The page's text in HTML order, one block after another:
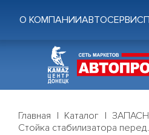
О КОМПАНИИАВТОСЕРВИС
Главная Каталог
Стойка стабилизатора